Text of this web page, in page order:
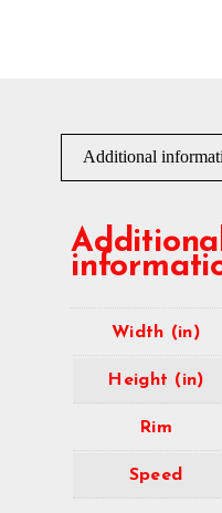
Additional
Width (in)
Height (in)
Rim
Speed